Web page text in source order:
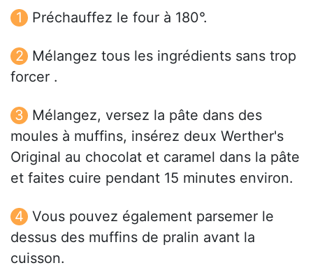
Préchauffez le four à 180°.
Mélangez tous les ingrédients sans trop
forcer .
Mélangez, versez la pâte dans des
moules à muffins, insérez deux Werther's
Original au chocolat et caramel dans la pâte
et faites cuire pendant 15 minutes environ.
Vous pouvez également parsemer le
dessus des muffins de pralin avant la
cuisson.